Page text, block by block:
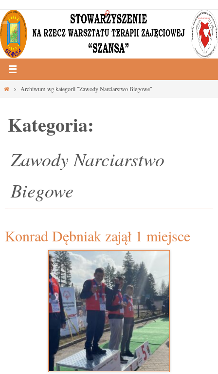
Przejdź
do
treści
StronaArchiwum wg kategorii "Zawody Narciarstwo Biegowe"
Kategoria:
Zawody Narciarstwo
Biegowe
Konrad Dębniak zajął 1 miejsce